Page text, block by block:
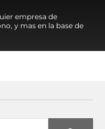
empresa de
y mas en la base de